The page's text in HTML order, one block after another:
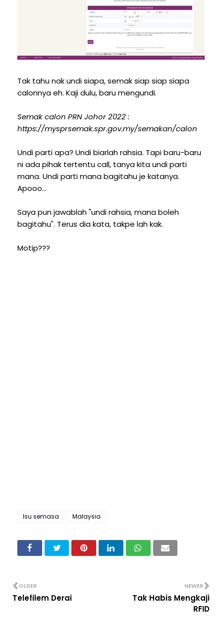
Tak tahu nak undi siapa, semak siap siap siapa
calonnya eh. Kaji dulu, baru mengundi.
Semak calon PRN Johor 2022 :
https://mysprsemak.spr.gov.my/semakan/calon
Undi parti apa? Undi biarlah rahsia. Tapi baru-baru
ni ada pihak tertentu call, tanya kita undi parti
mana. Undi parti mana bagitahu je katanya.
Apooo...
Saya pun jawablah "undi rahsia, mana boleh
bagitahu". Terus dia kata, takpe lah kak.
Motip???
Isu semasa Malaysia
NEWER
Tak Habis Mengkaji
RFID
OLDER
Telefilem Derai